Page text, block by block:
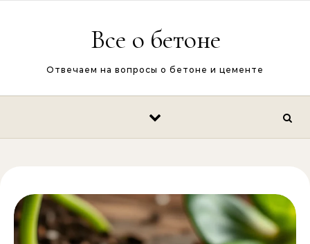
Все о бетоне
Отвечаем на вопросы о бетоне и цементе